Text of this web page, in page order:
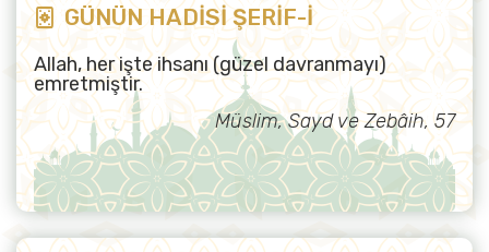
GÜNÜN HADİSİ ŞERİF-İ
Allah, her işte ihsanı (güzel davranmayı)
emretmiştir.
Müslim, Sayd ve Zebâih, 57